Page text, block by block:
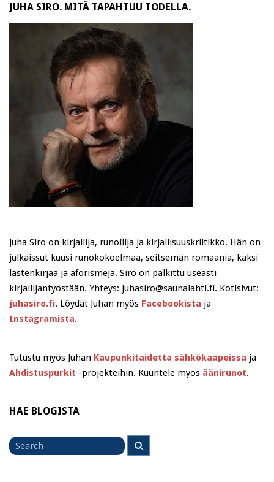
JUHA SIRO. MITÄ TAPAHTUU TODELLA.
Juha Siro on kirjailija, runoilija ja kirjallisuuskriitikko. Hän on
julkaissut kuusi runokokoelmaa, seitsemän romaania, kaksi
lastenkirjaa ja aforismeja. Siro on palkittu useasti
kirjailijantyöstään. Yhteys: juhasiro@saunalahti.fi. Kotisivut:
juhasiro.fi. Löydät Juhan myös Facebookista ja
Instagramista.
Tutustu myös Juhan Kaupunkitaidetta sähkökaapeissa ja
Ahdistuspurkit -projekteihin. Kuuntele myös äänirunot.
HAE BLOGISTA
Search
for